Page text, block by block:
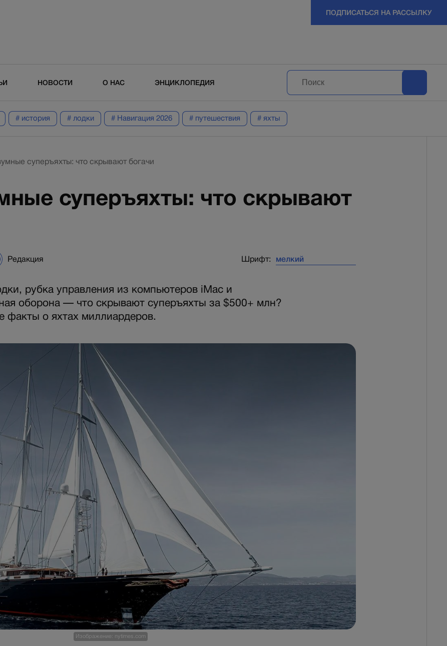
ПОДПИСАТЬСЯ НА РАССЫЛКУ
НОВОСТИ О НАС ЭНЦИКЛОПЕДИЯ
# история # лодки # Навигация 2026 # путешествия # яхты
суперъяхты: что скрывают богачи
суперъяхты: что скрывают
Редакция Шрифт:
рубка управления из компьютеров iMac и
оборона — что скрывают суперъяхты за $500+ млн?
факты о яхтах миллиардеров.
Изображение: nytimes.com